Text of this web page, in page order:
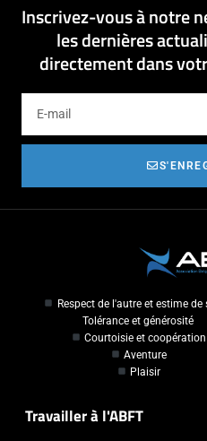
Inscrivez-vous à notre
les dernières
directement dans
Respect de l'autre et estime de
Tolérance et générosité
Courtoisie et coopération
Aventure
Plaisir
Travailler à l'ABFT